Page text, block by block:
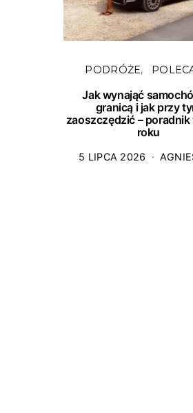
PODRÓŻE
Jak wynająć
granicą i jak przy
zaoszczędzić –
roku
5 LIPCA 2026